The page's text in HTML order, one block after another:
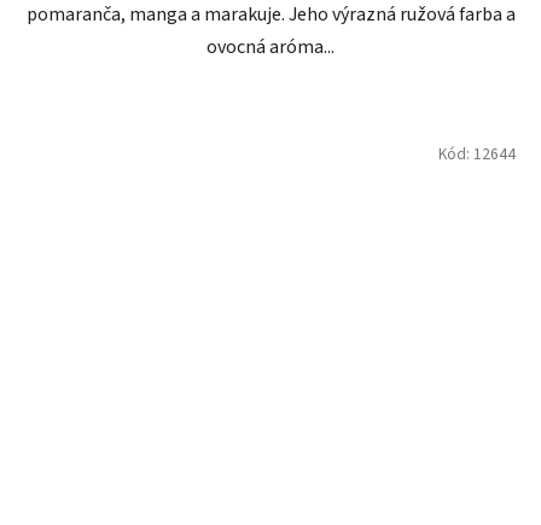
pomaranča, manga a marakuje. Jeho výrazná ružová farba a
ovocná aróma...
Kód: 12644